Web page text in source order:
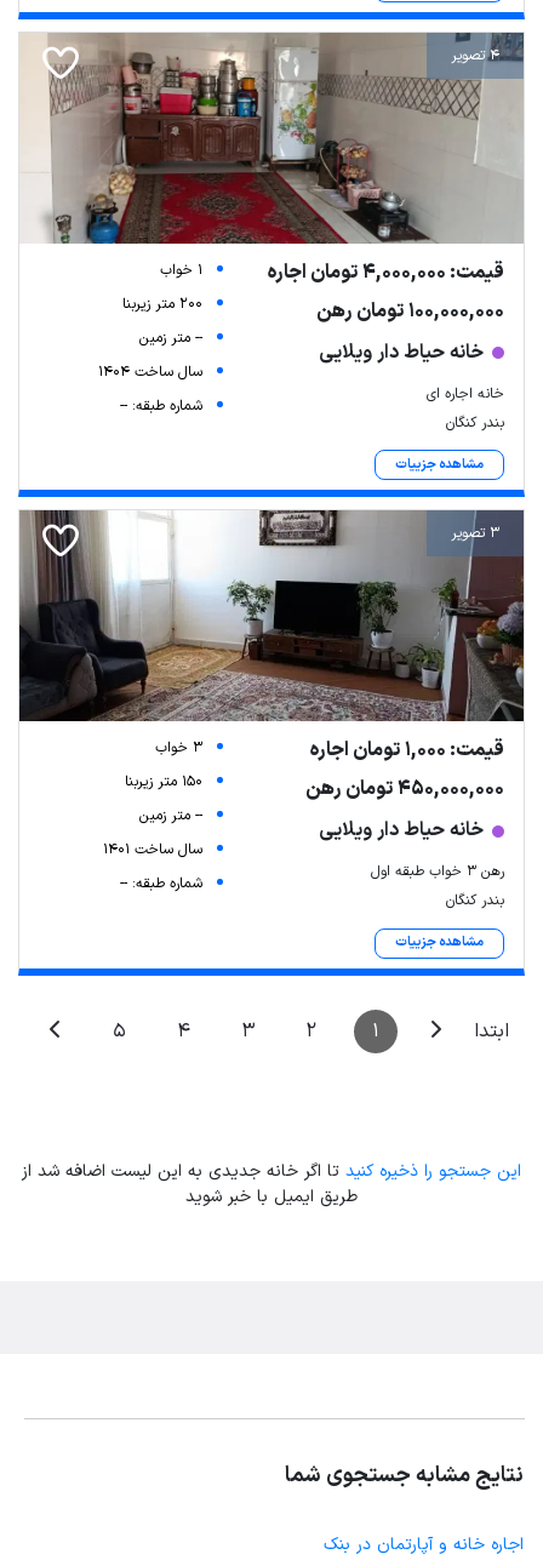
Leaflet | Map data © ariamarz.com
4 تصویر
قیمت: 4,000,000 تومان اجاره
100,000,000 تومان رهن
خانه حیاط دار ویلایی
خانه اجاره ای
بندر کنگان
مشاهده جزییات
1 خواب
200 متر زیربنا
-- متر زمین
سال ساخت 1404
شماره طبقه: --
3 تصویر
قیمت: 1,000 تومان اجاره
450,000,000 تومان رهن
خانه حیاط دار ویلایی
رهن 3 خواب طبقه اول
بندر کنگان
مشاهده جزییات
3 خواب
150 متر زیربنا
-- متر زمین
سال ساخت 1401
شماره طبقه: --
ابتدا 1
2
3
4
5
این جستجو را ذخیره کنید تا اگر خانه جدیدی به این لیست اضافه شد از
طریق ایمیل با خبر شوید
نتایج مشابه جستجوی شما
اجاره خانه و آپارتمان در بنک